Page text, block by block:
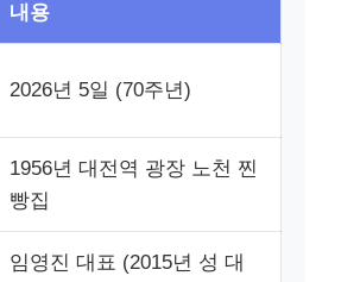
내용
2026년 5일 (70주년)
1956년 대전역 광장 노천 찐
빵집
임영진 대표 (2015년 성 대